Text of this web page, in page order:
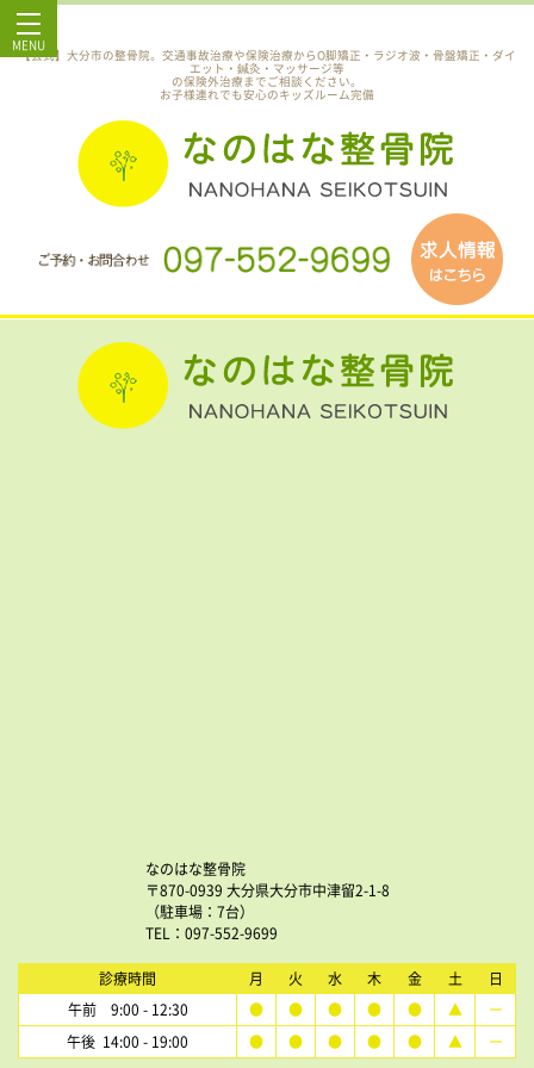
MENU
【公式】大分市の整骨院。交通事故治療や保険治療からO脚矯正・ラジオ波・骨盤矯正・ダイ
エット・鍼灸・マッサージ等
の保険外治療までご相談ください。
お子様連れでも安心のキッズルーム完備
なのはな整骨院
〒870-0939 大分県大分市中津留2-1-8
（駐車場：7台）
TEL：097-552-9699
診療時間 月 火 水 木 金 土
日
午前 9:00 - 12:30
● ● ● ● ● ▲
ー
午後 14:00 - 19:00
● ● ● ● ● ▲ ー